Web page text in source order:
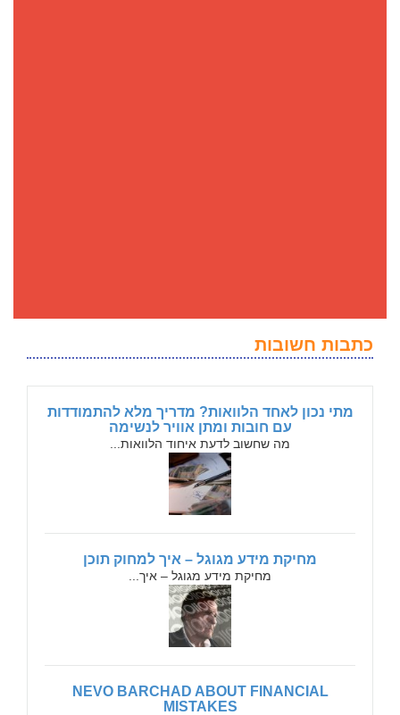
כתבות חשובות
מתי נכון לאחד הלוואות? מדריך מלא להתמודדות
עם חובות ומתן אוויר לנשימה
מה שחשוב לדעת איחוד הלוואות...
מחיקת מידע מגוגל – איך למחוק תוכן
מחיקת מידע מגוגל – איך...
NEVO BARCHAD ABOUT FINANCIAL
MISTAKES